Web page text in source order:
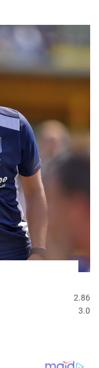
2.86
3.0